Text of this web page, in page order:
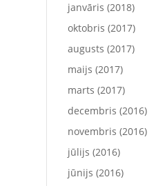
janvāris (2018)
oktobris (2017)
augusts (2017)
maijs (2017)
marts (2017)
decembris (2016)
novembris (2016)
jūlijs (2016)
jūnijs (2016)